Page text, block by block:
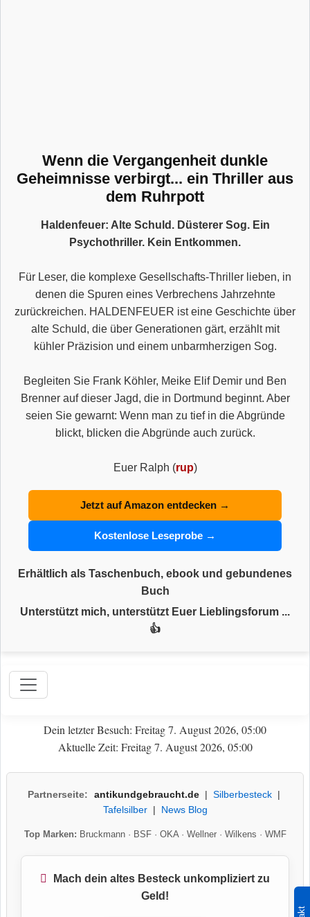
Wenn die Vergangenheit dunkle
Geheimnisse verbirgt... ein Thriller aus
dem Ruhrpott
Haldenfeuer: Alte Schuld. Düsterer Sog. Ein
Psychothriller. Kein Entkommen.
Für Leser, die komplexe Gesellschafts-Thriller lieben, in
denen die Spuren eines Verbrechens Jahrzehnte
zurückreichen. HALDENFEUER ist eine Geschichte über
alte Schuld, die über Generationen gärt, erzählt mit
kühler Präzision und einem unbarmherzigen Sog.
Begleiten Sie Frank Köhler, Meike Elif Demir und Ben
Brenner auf dieser Jagd, die in Dortmund beginnt. Aber
seien Sie gewarnt: Wenn man zu tief in die Abgründe
blickt, blicken die Abgründe auch zurück.
Euer Ralph (rup)
Jetzt auf Amazon entdecken →
Kostenlose Leseprobe →
Erhältlich als Taschenbuch, ebook und gebundenes
Buch
Unterstützt mich, unterstützt Euer Lieblingsforum ...
👍
Dein letzter Besuch: Freitag 7. August 2026, 05:00
Aktuelle Zeit: Freitag 7. August 2026, 05:00
Partnerseite: antikundgebraucht.de| Silberbesteck|
Tafelsilber| News Blog
Top Marken: Bruckmann· BSF· OKA· Wellner· Wilkens · WMF
Mach dein altes Besteck unkompliziert zu
Geld!